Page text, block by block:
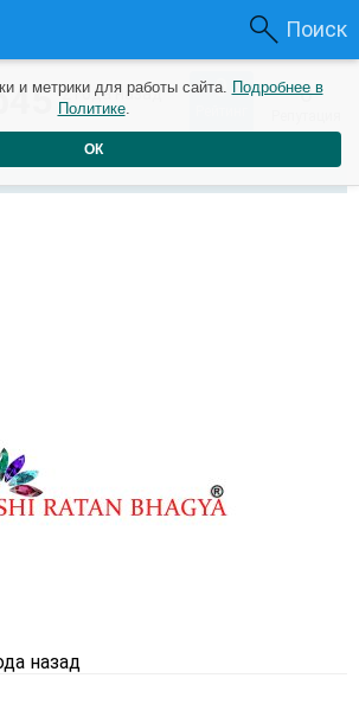
Поиск
2 года назад 0 0
назад
и метрики для работы сайта. Подробнее в
Политике.
ОК